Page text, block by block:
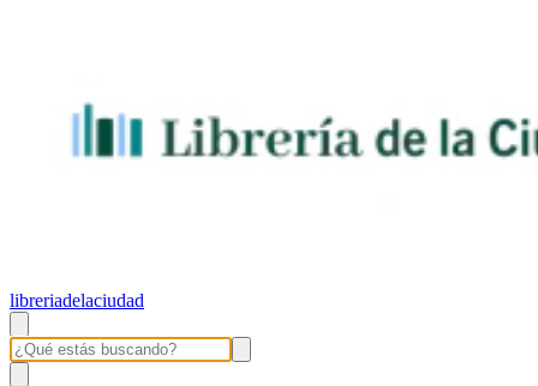
libreriadelaciudad